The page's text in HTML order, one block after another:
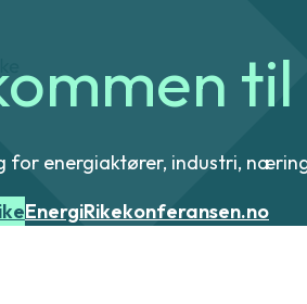
for energiaktører, industri,
EnergiRikekonferansen.no